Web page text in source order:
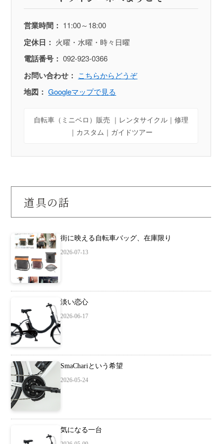
営業時間： 11:00～18:00
定休日： 火曜・水曜・時々日曜
電話番号： 092-923-0366
お問い合わせ： こちらからどうぞ
地図： Googleマップで見る
自転車（ミニベロ）販売 ｜レンタサイクル｜修理
｜カスタム｜ガイドツアー
道具の話
街に映える自転車バッグ、在庫限り
2026-07-13
淡い恋心
2026-06-17
SmaChariという希望
2026-05-24
気になる一台